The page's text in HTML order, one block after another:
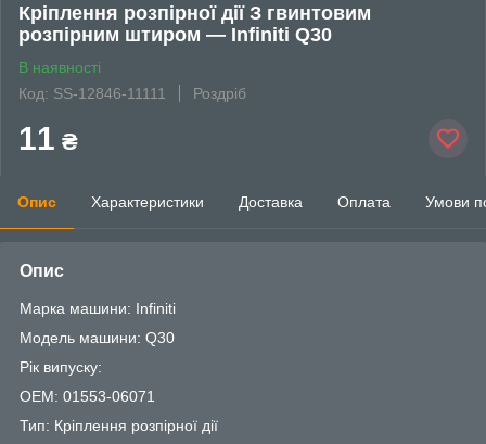
Кріплення розпірної дії З гвинтовим
розпірним штиром — Infiniti Q30
В наявності
Код: SS-12846-11111
Роздріб
11 ₴
Опис Характеристики Доставка Оплата Умови
Опис
Марка машини: Infiniti
Модель машини: Q30
Рік випуску:
OEM: 01553-06071
Тип: Кріплення розпірної дії